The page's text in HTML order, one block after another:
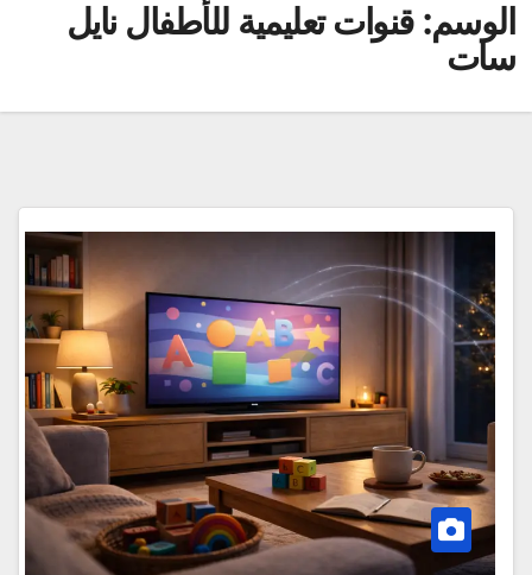
الوسم:قنوات تعليمية للأطفال نايل
سات